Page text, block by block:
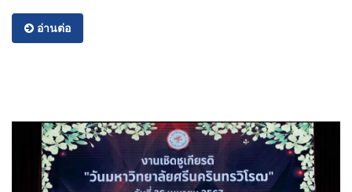
อ่านต่อ